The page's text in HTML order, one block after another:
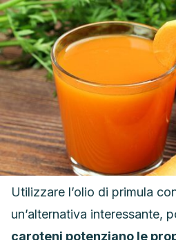
Utilizzare l’olio di primula
un’alternativa interessante,
caroteni potenziano le